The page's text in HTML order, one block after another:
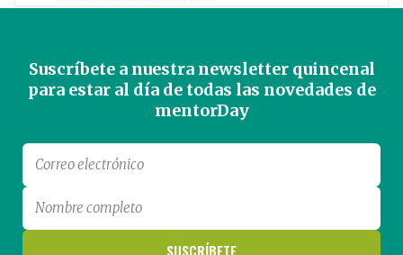
Suscríbete a nuestra newsletter quincenal
para estar al día de todas las novedades de
mentorDay